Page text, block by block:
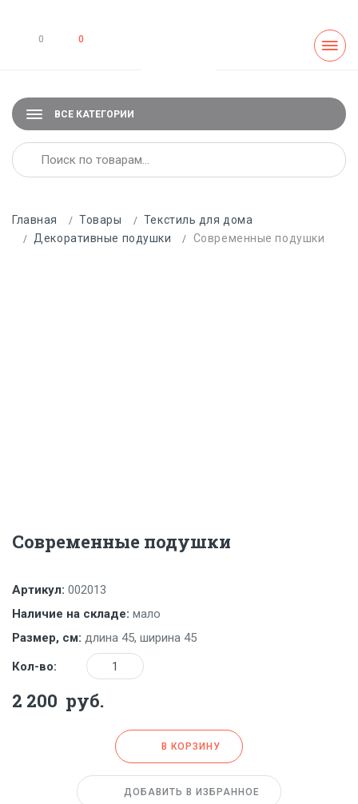
0 0
ВСЕ КАТЕГОРИИ
Главная Товары
Текстиль для дома
Декоративные подушки
Современные подушки
Современные подушки
Артикул: 002013
Наличие на складе: мало
Размер, см: длина 45, ширина 45
Кол-во:
Количество
2 200 руб.
В КОРЗИНУ
ДОБАВИТЬ В ИЗБРАННОЕ